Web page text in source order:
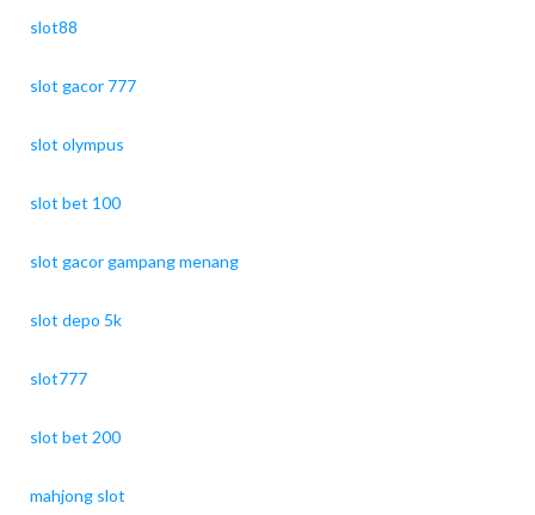
slot88
slot gacor 777
slot olympus
slot bet 100
slot gacor gampang menang
slot depo 5k
slot777
slot bet 200
mahjong slot